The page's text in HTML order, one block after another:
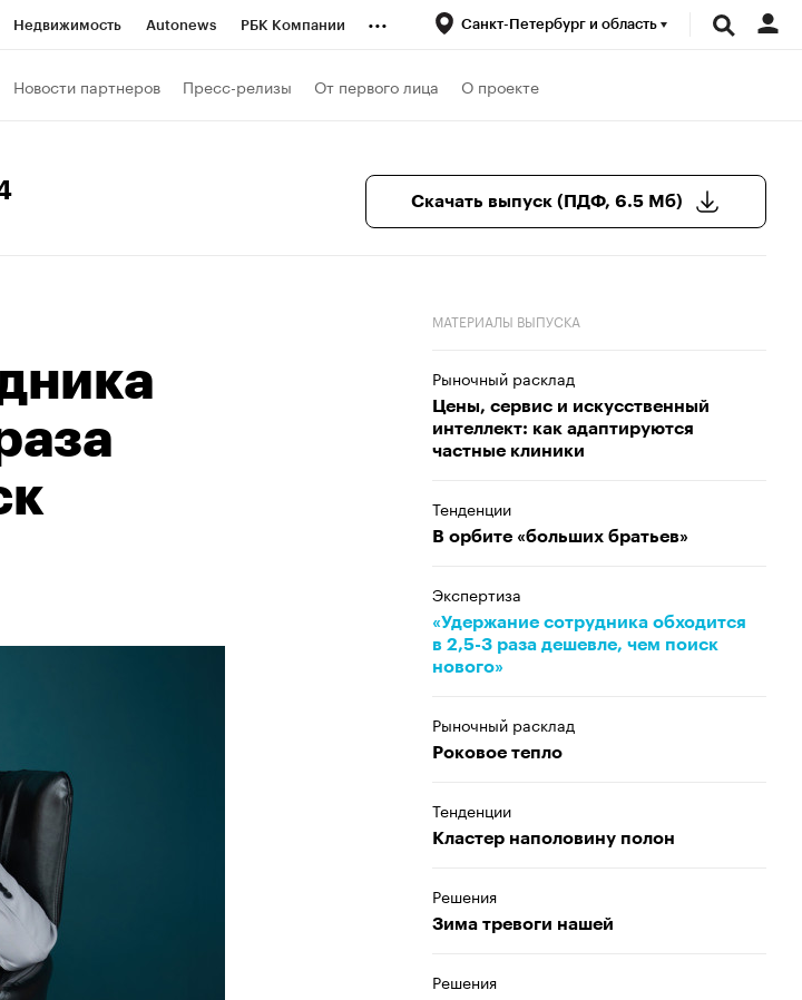
Недвижимость Autonews РБК Компании ... Санкт-Петербург и область
Новости партнеров Пресс-релизы От первого лица О проекте
Скачать выпуск (ПДФ, 6.5 Мб)
МАТЕРИАЛЫ ВЫПУСКА
Рыночный расклад
Цены, сервис и искусственный
интеллект: как адаптируются
частные клиники
Тенденции
В орбите «больших братьев»
Экспертиза
«Удержание сотрудника обходится
в 2,5-3 раза дешевле, чем поиск
нового»
Рыночный расклад
Роковое тепло
Тенденции
Кластер наполовину полон
Решения
Зима тревоги нашей
Решения